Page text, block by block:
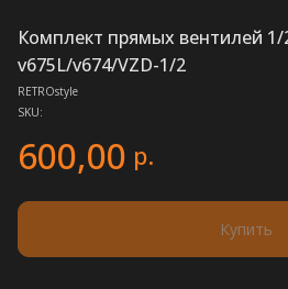
Комплект прямых вентилей 1/
v675L/v674/VZD-1/2
RETROstyle
SKU:
600,00 р.
Купить